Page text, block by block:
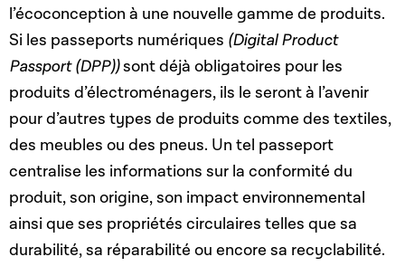
l’écoconception à une nouvelle gamme de produits.
Si les passeports numériques (Digital Product
Passport (DPP))sont déjà obligatoires pour les
produits d’électroménagers, ils le seront à l’avenir
pour d’autres types de produits comme des textiles,
des meubles ou des pneus. Un tel passeport
centralise les informations sur la conformité du
produit, son origine, son impact environnemental
ainsi que ses propriétés circulaires telles que sa
durabilité, sa réparabilité ou encore sa recyclabilité.